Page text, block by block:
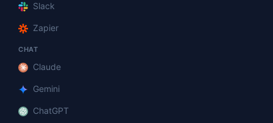
Slack
Zapier
CHAT
Claude
Gemini
ChatGPT